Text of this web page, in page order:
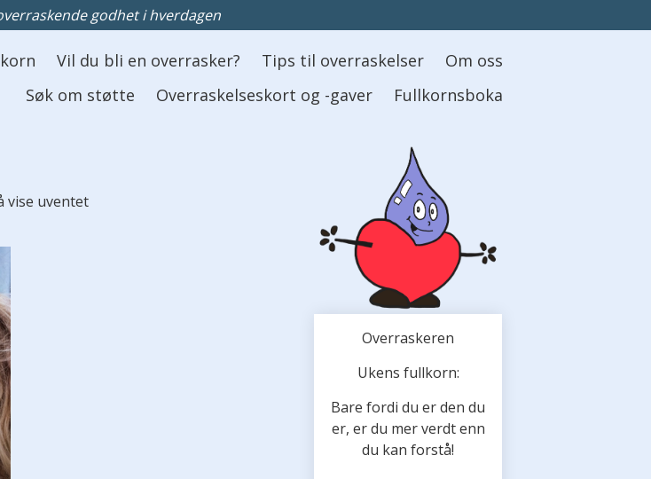
godhet i hverdagen
Vil du bli en overrasker? Tips til overraskelser
Om oss
Søk om støtte
Overraskelseskort og -gaver Fullkornsboka
vise uventet
Overraskeren
Ukens fullkorn:
Bare fordi du er den du
er, er du mer verdt enn
du kan forstå!